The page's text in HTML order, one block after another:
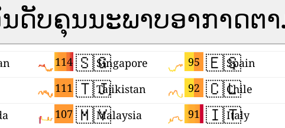
ດັບຄຸນນະພາບອາກາດຕ
114
111
107
🇸🇬 95
Singapore
🇹🇯 92
Tajikistan
🇲🇾 91
Malaysia
🇪🇸Spain
🇨🇱
Chile
🇮🇹
Italy